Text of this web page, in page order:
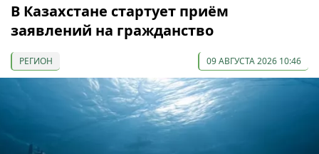
В Казахстане стартует приём
заявлений на гражданство
РЕГИОН 09 АВГУСТА 2026 10:46